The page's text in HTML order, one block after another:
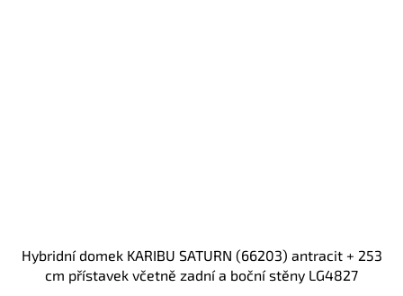
hybridní domek KARIBU SATURN (66203) antracit + 253
cm přístavek včetně zadní a boční stěny LG4827